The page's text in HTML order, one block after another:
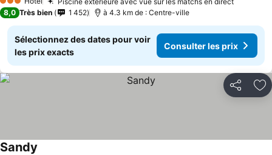
3 Étoiles
8,0 Très bien 1 452 à 4.3 km de : Centre-ville
Sélectionnez des dates pour voir
les prix exacts
Consulter les prix
Partager
Sandy